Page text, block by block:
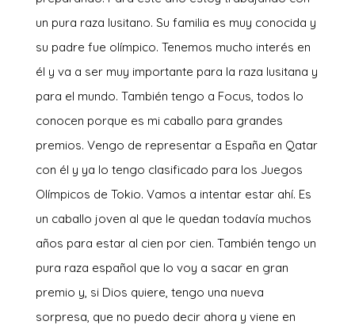
un pura raza lusitano. Su familia es muy conocida y
su padre fue olímpico. Tenemos mucho interés en
él y va a ser muy importante para la raza lusitana y
para el mundo. También tengo a Focus, todos lo
conocen porque es mi caballo para grandes
premios. Vengo de representar a España en Qatar
con él y ya lo tengo clasificado para los Juegos
Olímpicos de Tokio. Vamos a intentar estar ahí. Es
un caballo joven al que le quedan todavía muchos
años para estar al cien por cien. También tengo un
pura raza español que lo voy a sacar en gran
premio y, si Dios quiere, tengo una nueva
sorpresa, que no puedo decir ahora y viene en